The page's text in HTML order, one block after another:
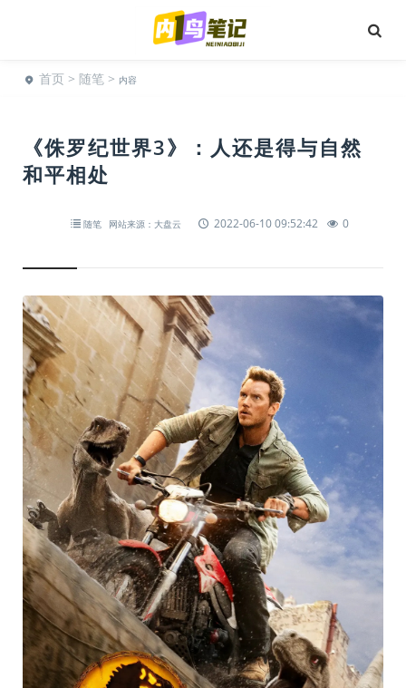
首页 > 随笔 > 内容
《侏罗纪世界3》：人还是得与自然
和平相处
随笔 网站来源：大盘云 2022-06-10 09:52:42 0